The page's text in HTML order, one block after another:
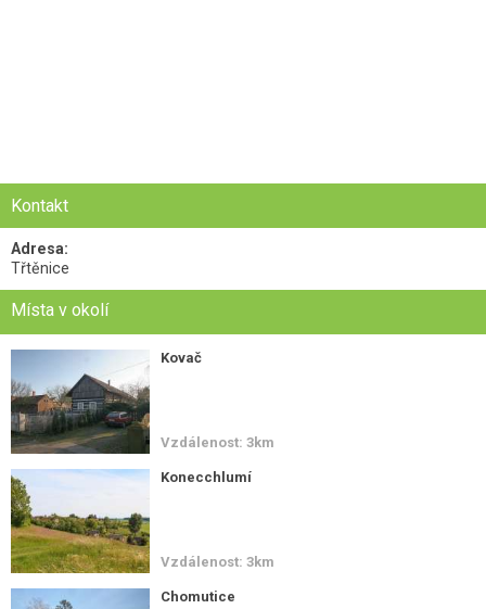
Kontakt
Adresa:
Třtěnice
Místa v okolí
Kovač
Vzdálenost: 3km
Konecchlumí
Vzdálenost: 3km
Chomutice